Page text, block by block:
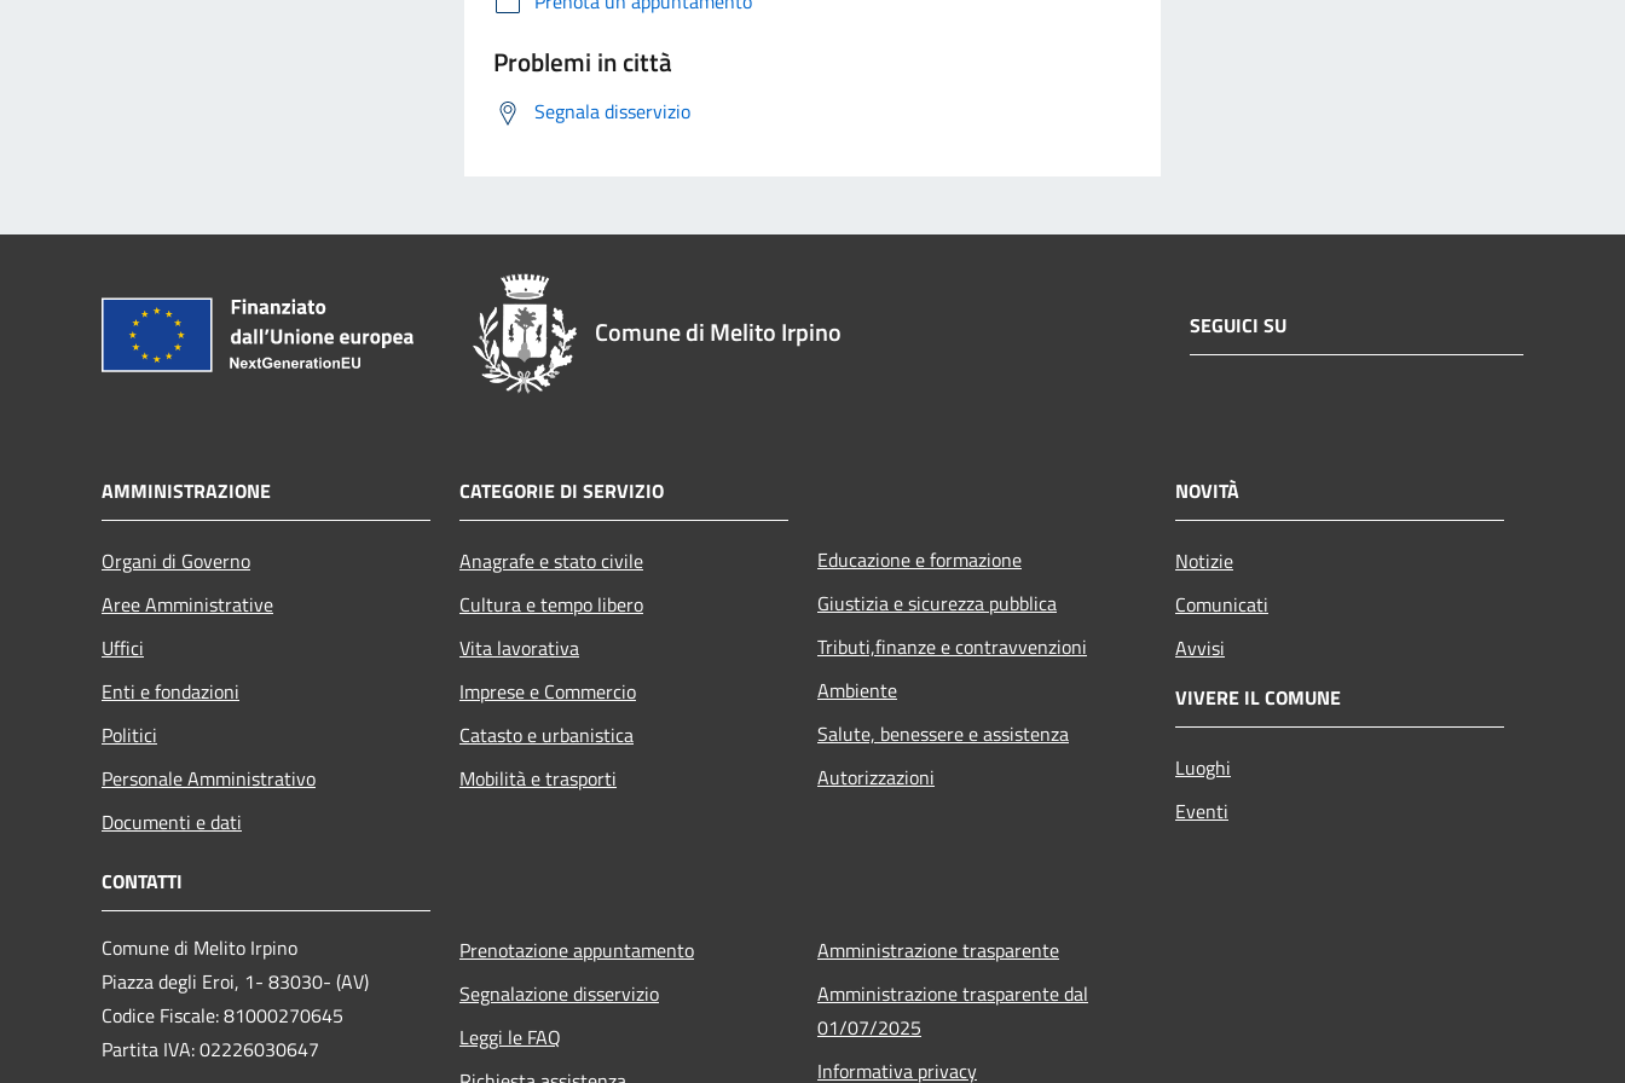
Problemi in città
Segnala disservizio
Comune di Melito Irpino SEGUICI SU
AMMINISTRAZIONE
Organi di Governo
Aree Amministrative
Uffici
Enti e fondazioni
Politici
Personale Amministrativo
Documenti e dati
CATEGORIE DI SERVIZIO
Anagrafe e stato civile
Cultura e tempo libero
Vita lavorativa
Imprese e Commercio
Catasto e urbanistica
Mobilità e trasporti
Educazione e formazione
Giustizia e sicurezza pubblica
Tributi,finanze e contravvenzioni
Ambiente
Salute, benessere e assistenza
Autorizzazioni
NOVITÀ
Notizie
Comunicati
Avvisi
VIVERE IL COMUNE
Luoghi
Eventi
CONTATTI
Comune di Melito Irpino
Piazza degli Eroi, 1- 83030- (AV)
Codice Fiscale: 81000270645
Partita IVA: 02226030647
Prenotazione appuntamento
Segnalazione disservizio
Leggi le FAQ
Amministrazione trasparente
Amministrazione trasparente dal
01/07/2025
Informativa privacy